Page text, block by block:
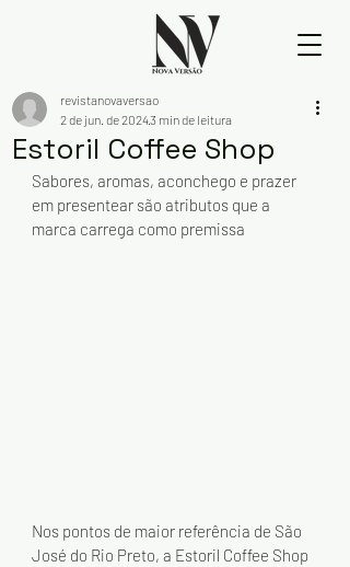
Estoril Coffee Shop
revistanovaversao
2 de jun. de 20243 min de leitura
Sabores, aromas, aconchego e prazer
em presentear são atributos que a
marca carrega como premissa
Nos pontos de maior referência de São
José do Rio Preto, a Estoril Coffee Shop